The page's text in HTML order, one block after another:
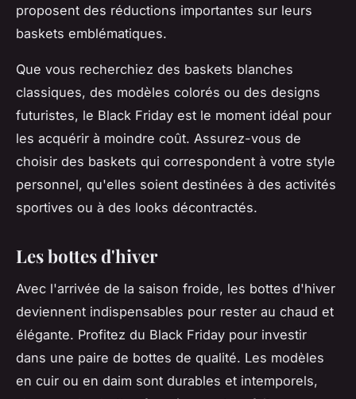
proposent des réductions importantes sur leurs
baskets emblématiques.
Que vous recherchiez des baskets blanches
classiques, des modèles colorés ou des designs
futuristes, le Black Friday est le moment idéal pour
les acquérir à moindre coût. Assurez-vous de
choisir des baskets qui correspondent à votre style
personnel, qu'elles soient destinées à des activités
sportives ou à des looks décontractés.
Les bottes d'hiver
Avec l'arrivée de la saison froide, les bottes d'hiver
deviennent indispensables pour rester au chaud et
élégante. Profitez du Black Friday pour investir
dans une paire de bottes de qualité. Les modèles
en cuir ou en daim sont durables et intemporels,